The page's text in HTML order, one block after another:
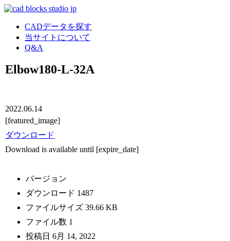
CADデータを探す
当サイトについて
Q&A
Elbow180-L-32A
2022.06.14
[featured_image]
ダウンロード
Download is available until [expire_date]
バージョン
ダウンロード 1487
ファイルサイズ39.66 KB
ファイル数 1
投稿日6月 14, 2022